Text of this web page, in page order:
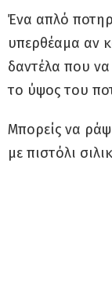
Ένα απλό
υπερθέαμα αν
δαντέλα που να
το ύψος του
Μπορείς να
με πιστόλι